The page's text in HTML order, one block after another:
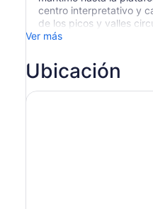
centro interpretativo y
de los picos y valles
Ver más
Ubicación